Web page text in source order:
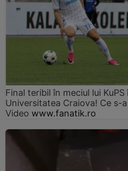
Final teribil în meciul lui
Universitatea Craiova! Ce s-
Video www.fanatik.ro